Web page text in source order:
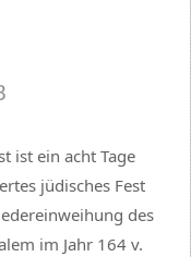
ist ein acht Tage
jüdisches Fest
des
im Jahr 164 v.